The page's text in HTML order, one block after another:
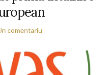
comentariu